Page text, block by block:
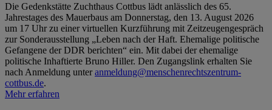
Die Gedenkstätte Zuchthaus Cottbus lädt anlässlich des 65.
Jahrestages des Mauerbaus am Donnerstag, den 13. August 2026
um 17 Uhr zu einer virtuellen Kurzführung mit Zeitzeugengespräch
zur Sonderausstellung „Leben nach der Haft. Ehemalige politische
Gefangene der DDR berichten“ ein. Mit dabei der ehemalige
politische Inhaftierte Bruno Hiller. Den Zugangslink erhalten Sie
nach Anmeldung unteranmeldung@menschenrechtszentrum-
cottbus.de.
Mehr erfahren